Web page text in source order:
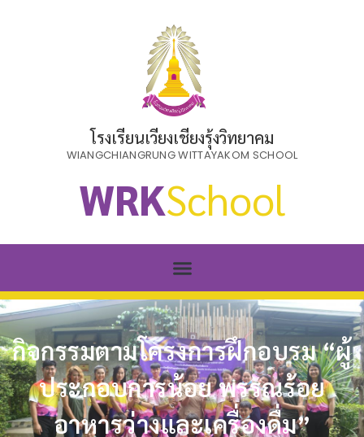
โรงเรียนเวียงเชียงรุ้งวิทยาคม
WIANGCHIANGRUNG WITTAYAKOM SCHOOL
WRKSchool
กิจกรรมตามโครงการฝึกอบรม “ผู้
ประกอบการน้อย พรรณร้อย
อาหารว่างและเครื่องดื่ม”